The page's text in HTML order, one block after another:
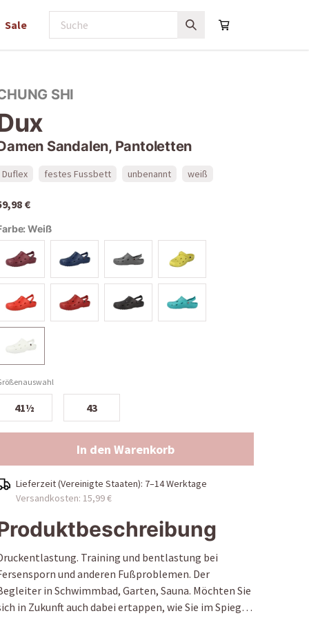
Sale
SHI
Sandalen, Pantoletten
Duflex festes Fussbett unbenannt weiß
€
Weiß
41½ 43
In den Warenkorb
Lieferzeit (Vereinigte Staaten): 7–14 Werktage
Versandkosten: 15,99 €
Training und bentlastung bei
und anderen Fußproblemen. Der
in Schwimmbad, Garten, Sauna. Möchten Sie
in Zukunft auch dabei ertappen, wie Sie im Spiegel